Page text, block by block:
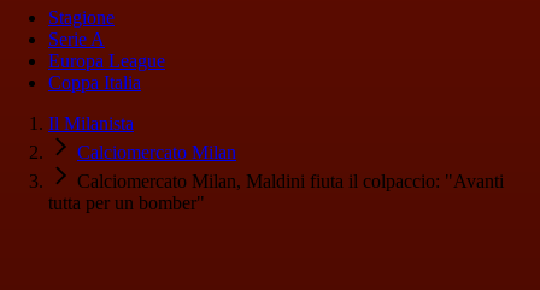
Stagione
Serie A
Europa League
Coppa Italia
Il Milanista
Calciomercato Milan
Calciomercato Milan, Maldini fiuta il colpaccio: "Avanti
tutta per un bomber"